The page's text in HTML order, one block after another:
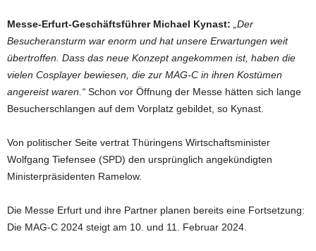
Messe-Erfurt-Geschäftsführer Michael Kynast:
„Der
Besucheransturm war enorm und hat unsere Erwartungen weit
übertroffen. Dass das neue Konzept angekommen ist, haben die
vielen Cosplayer bewiesen, die zur MAG-C in ihren Kostümen
angereist waren.“ Schon vor Öffnung der Messe hätten sich lange
Besucherschlangen auf dem Vorplatz gebildet, so Kynast.
Von politischer Seite vertrat Thüringens Wirtschaftsminister
Wolfgang Tiefensee (SPD) den ursprünglich angekündigten
Ministerpräsidenten Ramelow.
Die Messe Erfurt und ihre Partner planen bereits eine Fortsetzung:
Die MAG-C 2024 steigt am 10. und 11. Februar 2024.